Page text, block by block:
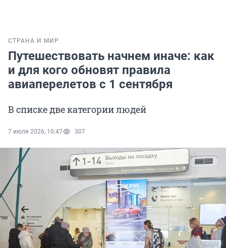
СТРАНА И МИР
Путешествовать начнем иначе: как
и для кого обновят правила
авиаперелетов с 1 сентября
В списке две категории людей
7 июля 2026, 10:47 307